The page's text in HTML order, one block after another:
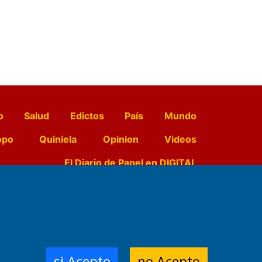
Salud Edictos País
Mundo
Quiniela Opinion
Videos
El Diario de Papel en DIGITAL